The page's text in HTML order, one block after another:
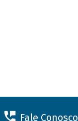
Fale Conosco